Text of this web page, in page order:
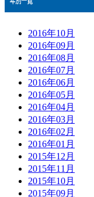
2016年10月
2016年09月
2016年08月
2016年07月
2016年06月
2016年05月
2016年04月
2016年03月
2016年02月
2016年01月
2015年12月
2015年11月
2015年10月
2015年09月